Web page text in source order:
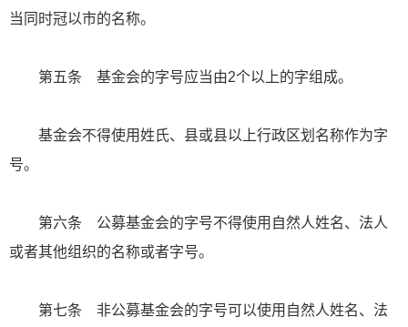
当同时冠以市的名称。
第五条 基金会的字号应当由2个以上的字组成。
基金会不得使用姓氏、县或县以上行政区划名称作为字
号。
第六条 公募基金会的字号不得使用自然人姓名、法人
或者其他组织的名称或者字号。
第七条 非公募基金会的字号可以使用自然人姓名、法